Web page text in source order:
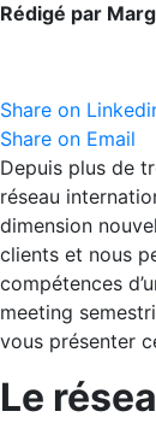
Rédigé par
Share on
Share on Email
Depuis plus de
réseau
dimension
clients et nous
compétences
meeting
vous présenter
Le